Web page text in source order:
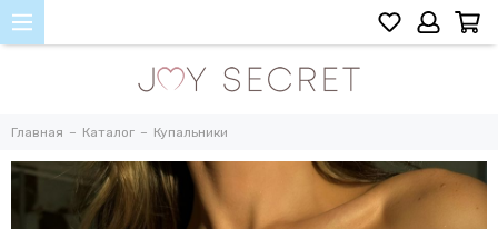
Главная Каталог Купальники